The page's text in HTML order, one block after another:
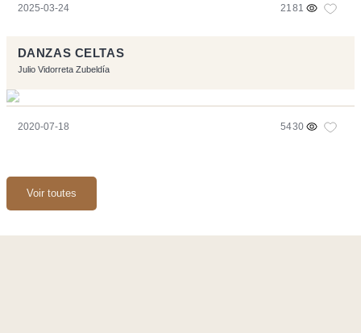
2025-03-24 2181
DANZAS CELTAS
Julio Vidorreta Zubeldía
2020-07-18 5430
Voir toutes